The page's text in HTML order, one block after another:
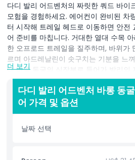
다디 발리 어드벤처의 짜릿한 쿼드 바이
모험을 경험하세요. 에어컨이 완비된 차
터 시작해 트레일 헤드로 이동하면 안전
어 준비를 마칩니다. 거대한 열대 수목
한 오프로드 트레일을 질주하며, 바위가
르며 아드레날린이 솟구치는 기분을 느
대 바롱 동굴의 심장부로 들어가 발리의
이 담긴 석회암 벽과 숨겨진 동굴들을
롱 영혼에 대한 이야기와 아름다운 종
암석 동굴 사이를 안내합니다. 동굴을 빠
를 가로지르며 탁 트인 시골 풍경을 감
격한 회전을 하거나 경치 좋은 능선을 따
벤처 투어는 속도, 탐험, 문화적 통찰력
쿼드 바이크 투어는 전문 교육, 최고급
더 보기
다디 발리 어드벤처 바롱 동
어 가격 및 옵션
날짜 선택